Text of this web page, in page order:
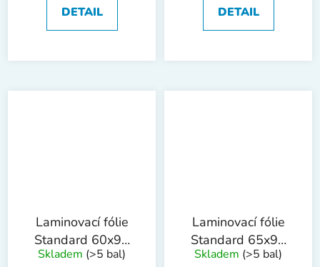
DETAIL DETAIL
Laminovací fólie
Standard 60x90
mm, 80mic, 100ks
Skladem (>5 bal)
Laminovací fólie
Standard 65x91
mm, 125mic,
Skladem (>5 bal)